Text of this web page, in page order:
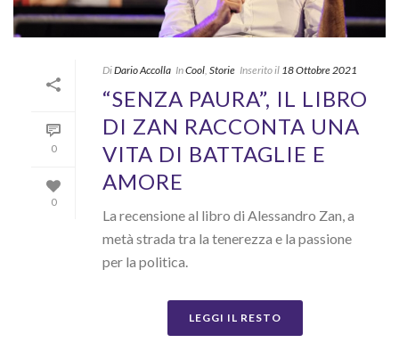
0
0
DiDario Accolla InCool Storie Inserito il 18 Ottobre 2021
“SENZA PAURA”, IL LIBRO
DI ZAN RACCONTA UNA
VITA DI BATTAGLIE E
AMORE
La recensione al libro di Alessandro Zan, a
metà strada tra la tenerezza e la passione
per la politica.
LEGGI IL RESTO